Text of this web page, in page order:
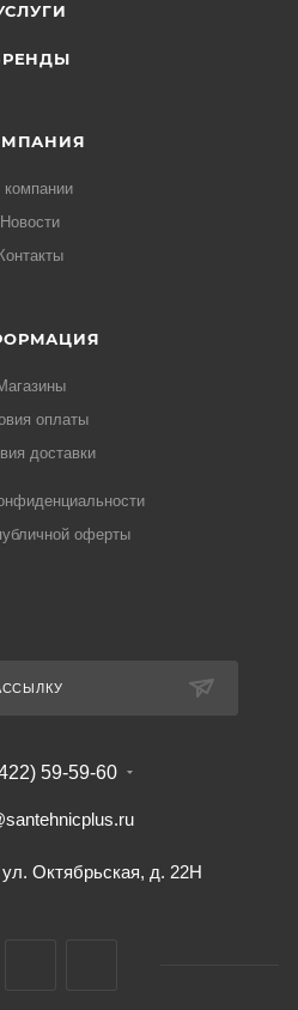
Новости
Контакты
оплаты
доставки
оферты
59-59-60
ул. Октябрьская, д. 22Н